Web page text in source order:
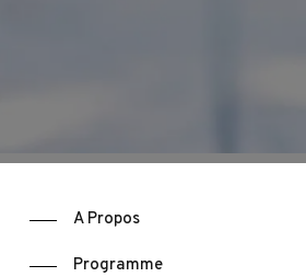
A Propos
Programme